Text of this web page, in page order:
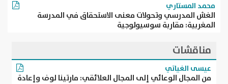
محمد المستاري
الغش المدرسي وتحولات معنى الاستحقاق في المدرسة
المغربية: مقاربة سوسيولوجية
مناقشات
عيسى الغياتي
من المجال الوعائي إلى المجال العلائقي: مارتينا لوف وإعادة